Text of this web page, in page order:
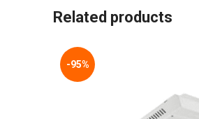
Related products
-95%